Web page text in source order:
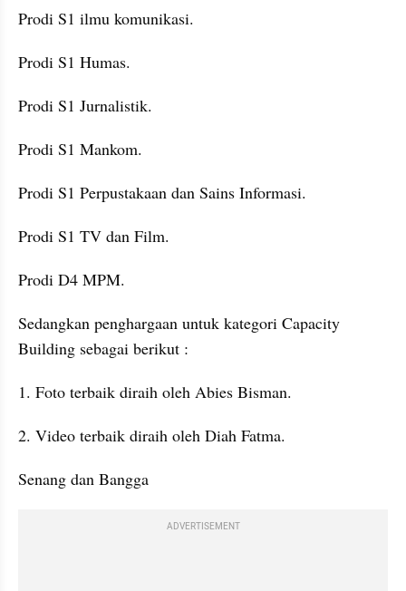
Prodi S1 ilmu komunikasi.
Prodi S1 Humas.
Prodi S1 Jurnalistik.
Prodi S1 Mankom.
Prodi S1 Perpustakaan dan Sains Informasi.
Prodi S1 TV dan Film.
Prodi D4 MPM.
Sedangkan penghargaan untuk kategori Capacity
Building sebagai berikut :
1. Foto terbaik diraih oleh Abies Bisman.
2. Video terbaik diraih oleh Diah Fatma.
Senang dan Bangga
ADVERTISEMENT